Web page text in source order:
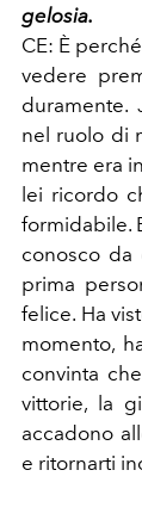
gelosia.
CE: È
vedere
duramente.
nel ruolo di
mentre era
lei ricordo
formidabile.
conosco da
prima
felice. Ha
momento,
convinta
vittorie, la
accadono
e ritornarti